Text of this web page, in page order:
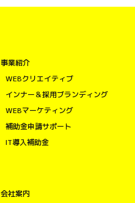
事業紹介
WEBクリエイティブ
インナー＆採用ブランディング
WEBマーケティング
補助金申請サポート
IT導入補助金
会社案内